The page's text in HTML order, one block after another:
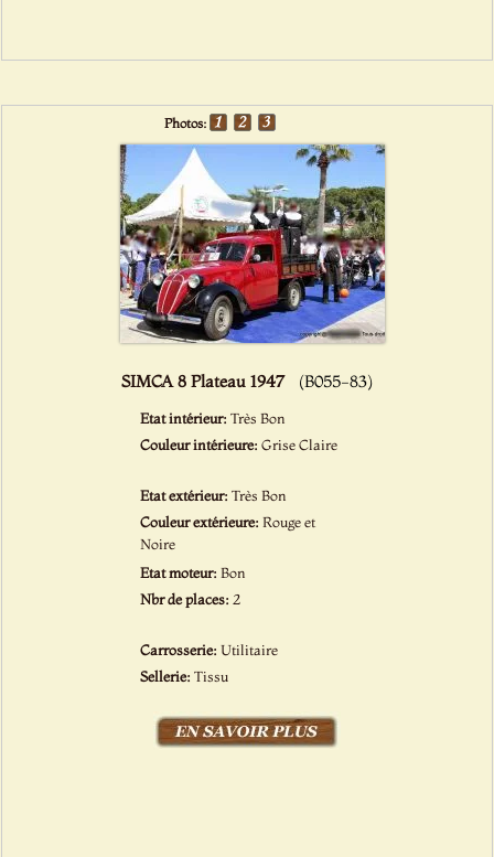
Photos:
SIMCA 8 Plateau 1947 (B055-83)
Etat intérieur:Très Bon
Couleur intérieure:Grise Claire
Etat extérieur:Très Bon
Couleur extérieure:Rouge et
Noire
Etat moteur:Bon
Nbr de places: 2
Carrosserie:Utilitaire
Sellerie:Tissu